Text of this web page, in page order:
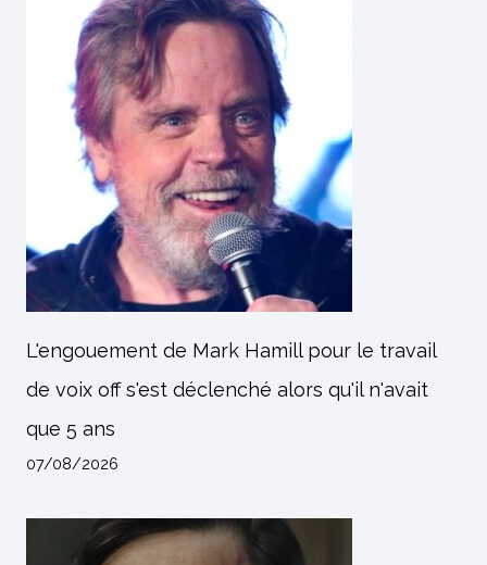
L'engouement de Mark Hamill pour le travail
de voix off s'est déclenché alors qu'il n'avait
que 5 ans
07/08/2026